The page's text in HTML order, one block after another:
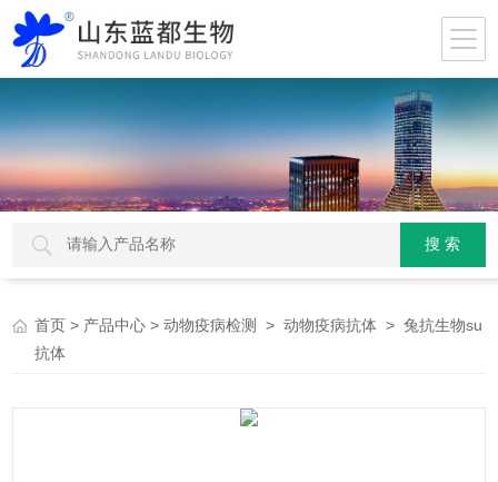
首页 > 产品中心 >动物疫病检测 >动物疫病抗体 > 兔抗生物su
抗体